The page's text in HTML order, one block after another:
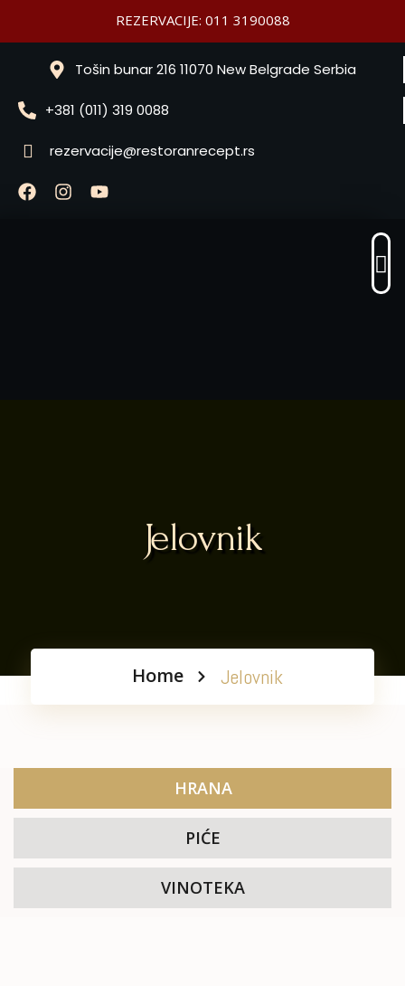
REZERVACIJE: 011 3190088
Tošin bunar 216 11070 New Belgrade Serbia
+381 (011) 319 0088
rezervacije@restoranrecept.rs
Jelovnik
Home Jelovnik
HRANA
PIĆE
VINOTEKA